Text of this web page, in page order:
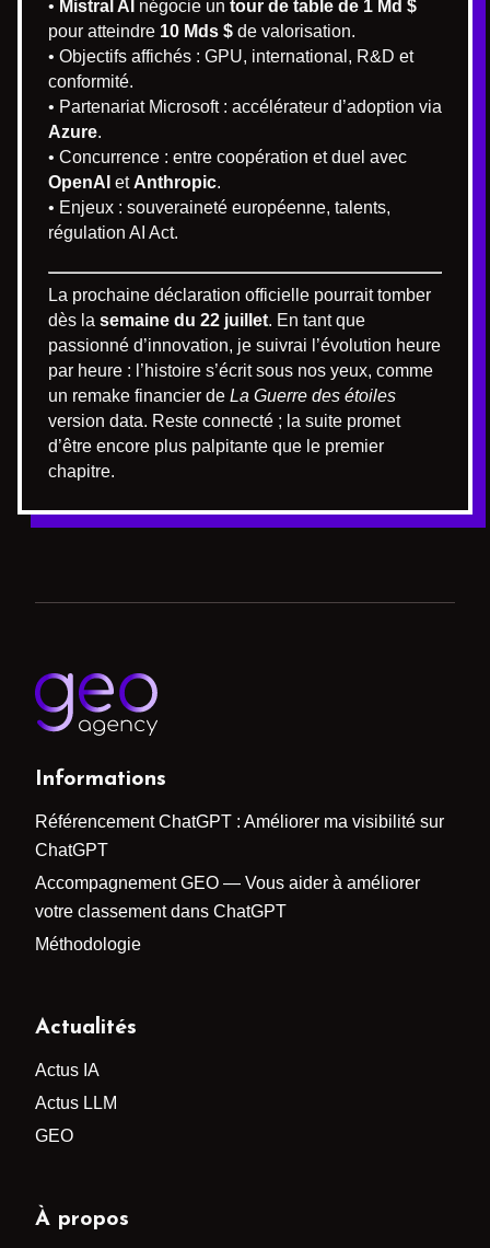
• Mistral AI négocie un tour de table de 1 Md $
pour atteindre 10 Mds $ de valorisation.
• Objectifs affichés : GPU, international, R&D et
conformité.
• Partenariat Microsoft : accélérateur d’adoption via
Azure.
• Concurrence : entre coopération et duel avec
OpenAI et Anthropic.
• Enjeux : souveraineté européenne, talents,
régulation AI Act.
La prochaine déclaration officielle pourrait tomber
dès la semaine du 22 juillet. En tant que
passionné d’innovation, je suivrai l’évolution heure
par heure : l’histoire s’écrit sous nos yeux, comme
un remake financier de La Guerre des étoiles
version data. Reste connecté ; la suite promet
d’être encore plus palpitante que le premier
chapitre.
Informations
Référencement ChatGPT : Améliorer ma visibilité sur
ChatGPT
Accompagnement GEO — Vous aider à améliorer
votre classement dans ChatGPT
Méthodologie
Actualités
Actus IA
Actus LLM
GEO
À propos